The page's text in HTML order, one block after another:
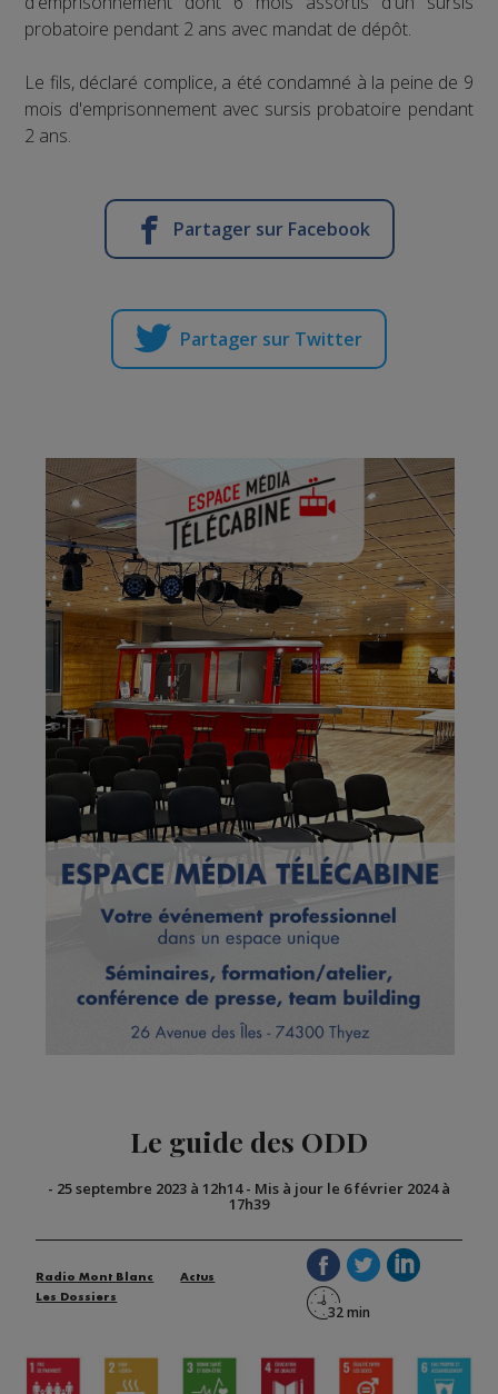
probatoire pendant 2 ans avec mandat de dépôt.
Le fils, déclaré complice, a été condamné à la peine de 9
mois d'emprisonnement avec sursis probatoire pendant
2 ans.
Partager sur Facebook
Partager sur Twitter
Le guide des ODD
- 25 septembre 2023 à 12h14- Mis à jour le 6 février 2024 à
17h39
Radio Mont Blanc
Actus
Les Dossiers